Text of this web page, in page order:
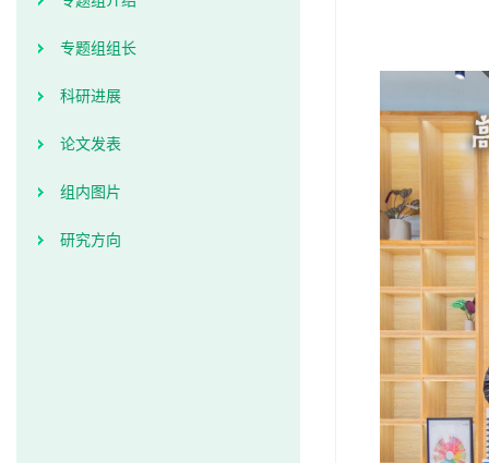
专题组组长
科研进展
论文发表
组内图片
研究方向